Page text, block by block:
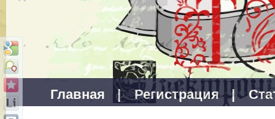
Главная | Регистрация |